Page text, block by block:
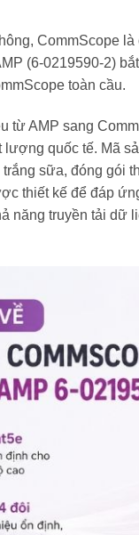
CommScope
(6-0219590-2)
toàn cầu.
từ AMP sang
lượng quốc tế. Mã
sữa, đóng gói
thiết kế để đáp
năng truyền tải